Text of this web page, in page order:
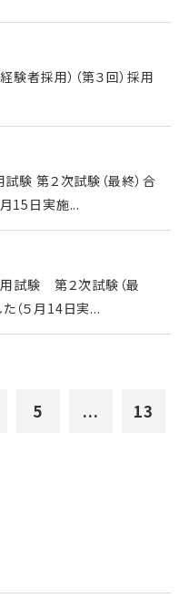
者採用）（第３回）採用
験 第２次試験（最終）合
15日実施...
試験 第２次試験（最
（５月14日実...
5 ... 13